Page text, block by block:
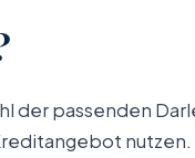
der passenden